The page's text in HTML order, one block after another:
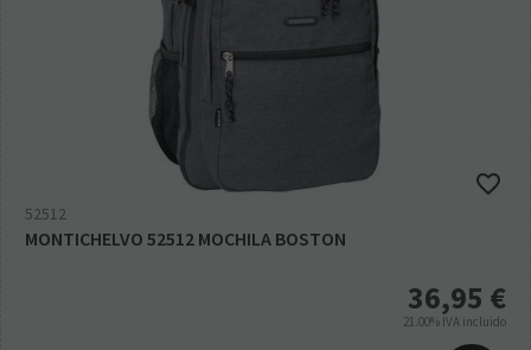
52512
MONTICHELVO 52512 MOCHILA BOSTON
36,95 €
21.00% IVA incluido